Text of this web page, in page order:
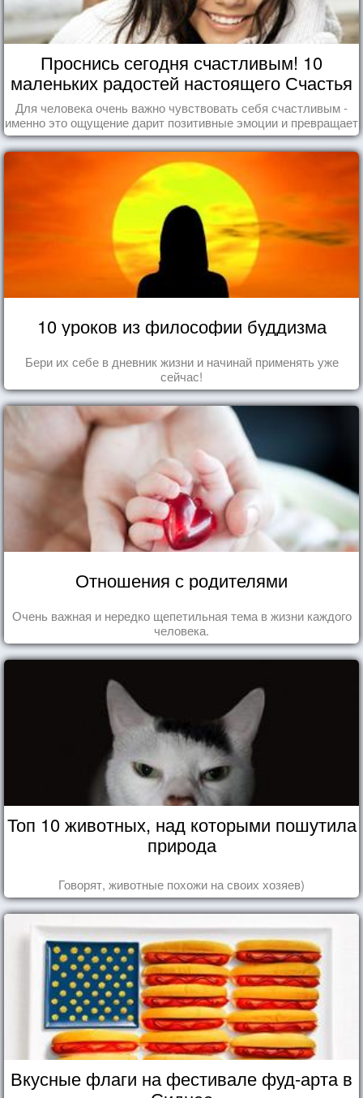
Проснись сегодня счастливым! 10
маленьких радостей настоящего Счастья
Для человека очень важно чувствовать себя счастливым -
именно это ощущение дарит позитивные эмоции и превращает
каждый день в маленький праздник.
10 уроков из философии буддизма
Бери их себе в дневник жизни и начинай применять уже
сейчас!
Отношения с родителями
Очень важная и нередко щепетильная тема в жизни каждого
человека.
Топ 10 животных, над которыми пошутила
природа
Говорят, животные похожи на своих хозяев)
Вкусные флаги на фестивале фуд-арта в